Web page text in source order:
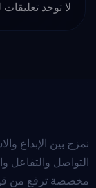
لا توجد
نمزج بين الإبداع
التواصل والتفاعل
مخصصة ترفع من